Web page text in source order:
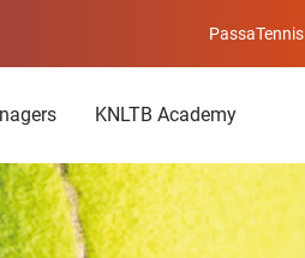
PassaTennis
KNLTB Academy